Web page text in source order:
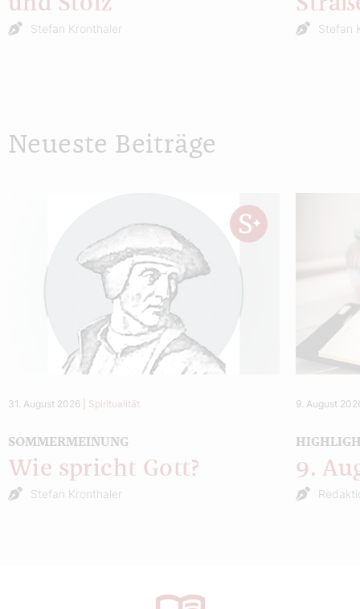
Stefan Kronthaler Stefan
Neueste Beiträge
31. August 2026 Spiritualität
SOMMERMEINUNG
Wie spricht Gott?
Stefan Kronthaler
9. August
9.